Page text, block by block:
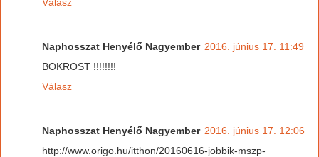
Naphosszat Henyélő Nagyember 2016. június 17. 11:49
BOKROST !!!!!!!!
Válasz
Naphosszat Henyélő Nagyember 2016. június 17. 12:06
http://www.origo.hu/itthon/20160616-jobbik-mszp-